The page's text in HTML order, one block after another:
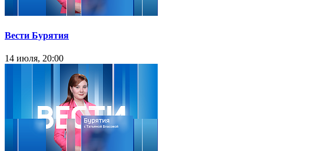
Вести Бурятия
14 июля, 20:00